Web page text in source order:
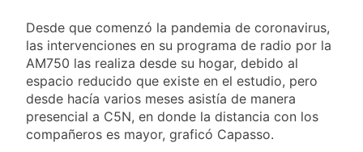
Desde que comenzó la pandemia de coronavirus,
las intervenciones en su programa de radio por la
AM750 las realiza desde su hogar, debido al
espacio reducido que existe en el estudio, pero
desde hacía varios meses asistía de manera
presencial a C5N, en donde la distancia con los
compañeros es mayor, graficó Capasso.